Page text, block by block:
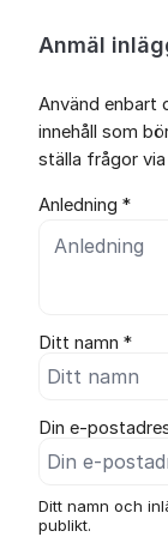
Anmäl
Använd enbart
innehåll som
ställa frågor
Anledning *
Ditt namn *
Din e-
Ditt namn och
publikt.